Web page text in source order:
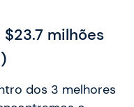
milhões
dos 3 melhores